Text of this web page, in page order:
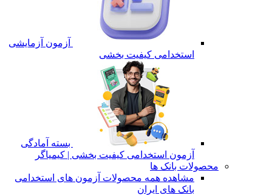
آزمون آزمایشی
استخدامی کیفیت بخشی
بسته آمادگی
آزمون استخدامی کیفیت بخشی | کیمیاگر
محصولات بانک ها
مشاهده همه محصولات آزمون های استخدامی
بانک های ایران